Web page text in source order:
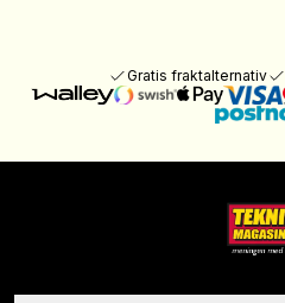
Gratis fraktalternativ